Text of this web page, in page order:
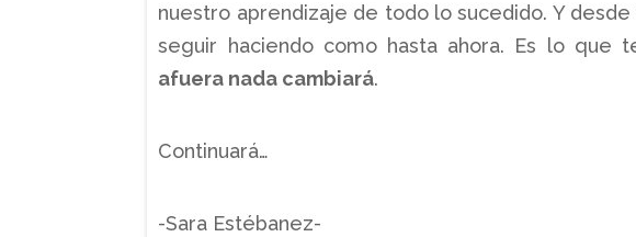
nuestro aprendizaje de todo lo sucedido. Y
seguir haciendo como hasta ahora. Es lo que
afuera nada cambiará.
Continuará…
-Sara Estébanez-